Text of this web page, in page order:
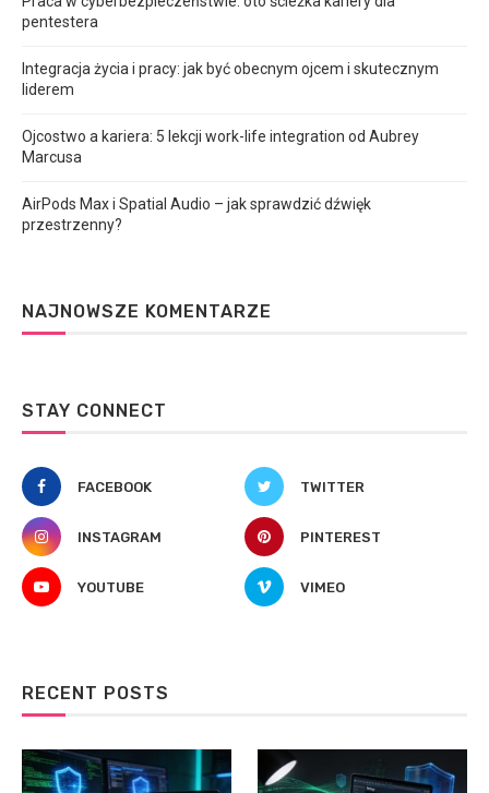
pentestera
Integracja życia i pracy: jak być obecnym ojcem i skutecznym
liderem
Ojcostwo a kariera: 5 lekcji work-life integration od Aubrey
Marcusa
AirPods Max i Spatial Audio – jak sprawdzić dźwięk
przestrzenny?
NAJNOWSZE KOMENTARZE
STAY CONNECT
FACEBOOK TWITTER
INSTAGRAM PINTEREST
YOUTUBE VIMEO
RECENT POSTS